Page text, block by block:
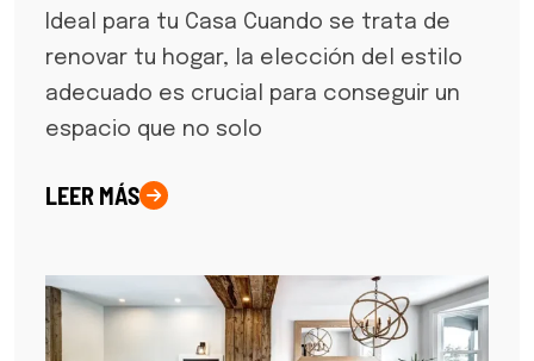
Ideal para tu Casa Cuando se trata de
renovar tu hogar, la elección del estilo
adecuado es crucial para conseguir un
espacio que no solo
LEER MÁS